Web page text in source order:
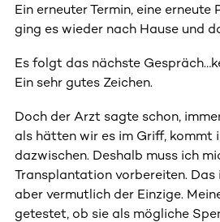
Ein erneuter Termin, eine erneute
ging es wieder nach Hause und
Es folgt das nächste
Ein sehr gutes Zeichen.
Doch der Arzt sagte schon,
als hätten wir es im Griff, kommt
dazwischen. Deshalb muss ich
Transplantation vorbereiten. Das
aber vermutlich der Einzige.
getestet, ob sie als mögliche